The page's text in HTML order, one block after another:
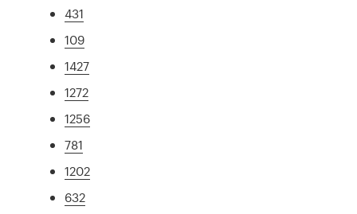
431
109
1427
1272
1256
781
1202
632